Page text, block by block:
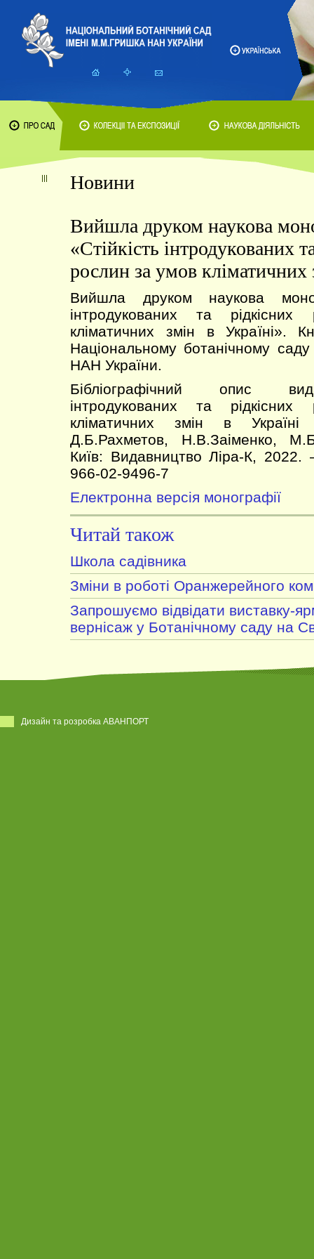
Новини
Вийшла друком наукова
«Стійкість інтродукованих
рослин за умов кліматичних
Вийшла друком наукова
інтродукованих та
кліматичних змін в Україні».
Національному ботанічному
НАН України.
Бібліографічний опис
інтродукованих та
кліматичних змін в
Д.Б.Рахметов, Н.В.Заіменко,
Київ: Видавництво Ліра-К,
966-02-9496-7
Електронна версія монографії
Читай також
Школа садівника
Зміни в роботі Оранжерейного
Запрошуємо відвідати виставку-
вернісаж у Ботанічному саду на
Дизайн та розробка АВАНПОРТ